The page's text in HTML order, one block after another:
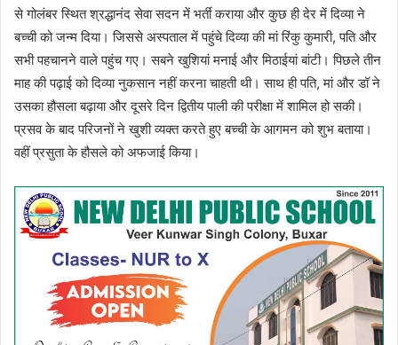
से गोलंबर स्थित श्रद्धानंद सेवा सदन में भर्ती कराया और कुछ ही देर में दिव्या ने
बच्ची को जन्म दिया। जिससे अस्पताल में पहुंचे दिव्या की मां रिंकु कुमारी, पति और
सभी पहचानने वाले पहुंच गए। सबने खुशियां मनाई और मिठाईयां बांटी। पिछले तीन
माह की पढ़ाई को दिव्या नुकसान नहीं करना चाहती थी। साथ ही पति, मां और डॉ ने
उसका हौसला बढ़ाया और दूसरे दिन द्वितीय पाली की परीक्षा में शामिल हो सकी।
प्रसव के बाद परिजनों ने खुशी व्यक्त करते हुए बच्ची के आगमन को शुभ बताया।
वहीं प्रसुता के हौसले को अफजाई किया।